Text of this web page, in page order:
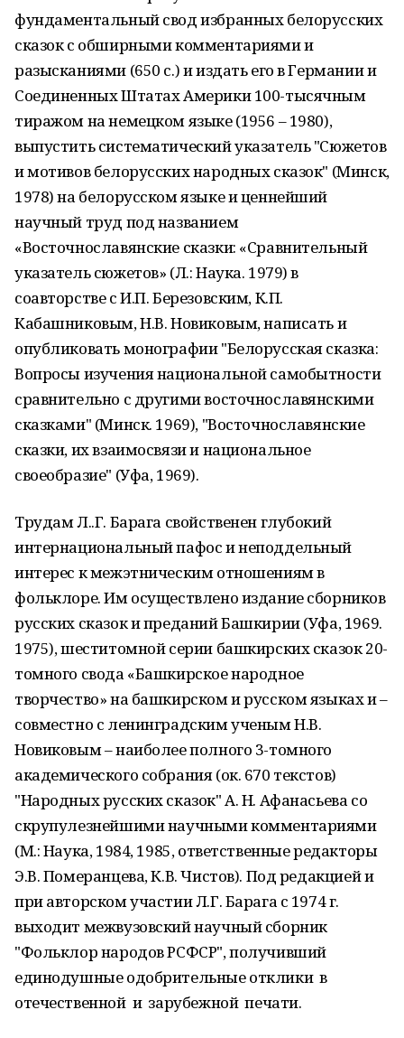
фундаментальный свод избранных бе­лорусских
сказок с обширными комментария­ми и
разысканиями (650 с.) и издать его в Германии и
Соединенных Штатах Америки 100-тысячным
тиражом на немецком язы­ке (1956 – 1980),
выпустить систематический указатель "Сюжетов
и мотивов белорусских народных сказок" (Минск,
1978) на бе­лорусском языке и ценнейший
научный труд под названием
«Восточнославянские сказки: «Срав­нительный
указатель сюжетов» (Л.: Наука. 1979) в
соавторстве с И.П. Березовским, К.П.
Кабашниковым, Н.В. Новиковым, написать и
опубликовать монографии "Белорусская сказ­ка:
Вопросы изучения национальной само­бытности
сравнительно с другими восточно­славянскими
сказками" (Минск. 1969), "Вос­точнославянские
сказки, их взаимосвязи и на­циональное
своеобразие" (Уфа, 1969).
Трудам Л..Г. Барага свойственен глубо­кий
интернациональный пафос и неподдель­ный
интерес к межэтническим отношениям в
фольклоре. Им осуществлено издание сборни­ков
русских сказок и преданий Башкирии (Уфа, 1969.
1975), шеститомной серии башкир­ских сказок 20-
томного свода «Башкирское на­родное
творчество» на башкирском и русском языках и –
совместно с ленинградским ученым Н.В.
Новиковым – наиболее полного 3-томного
академического собрания (ок. 670 текстов)
"Народных русских сказок" А. Н. Афанасьева со
скрупулезнейшими научными коммента­риями
(М.: Наука, 1984, 1985, ответственные редакторы
Э.В. Померанцева, К.В. Чистов). Под редакцией и
при авторском участии Л.Г. Барага с 1974 г.
выходит межвузовский науч­ный сборник
"Фольклор народов РСФСР", по­лучивший
единодушные одобрительные от­клики в
отечественной и зарубежной печати.